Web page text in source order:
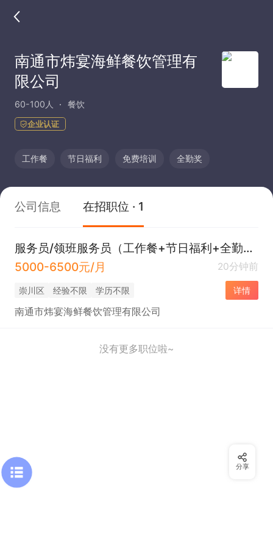
南通市炜宴海鲜餐饮管理有
限公司
60-100人 餐饮
企业认证
工作餐 节日福利 免费培训 全勤奖
公司信息 在招职位 · 1
服务员/领班服务员（工作餐+节日福利+全勤奖）
5000-6500元/月
20分钟前
崇川区 经验不限 学历不限 详情
南通市炜宴海鲜餐饮管理有限公司
没有更多职位啦~
分享